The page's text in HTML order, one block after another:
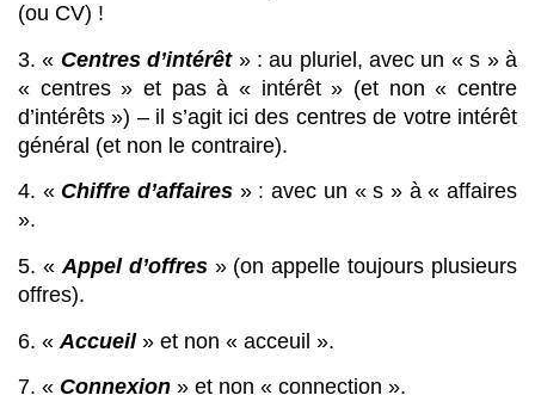
(ou CV) !
3. « Centres d’intérêt » : au pluriel, avec un « s » à
« centres » et pas à « intérêt » (et non « centre
d’intérêts ») – il s’agit ici des centres de votre intérêt
général (et non le contraire).
4. « Chiffre d’affaires » : avec un « s » à « affaires
».
5. « Appel d’offres » (on appelle toujours plusieurs
offres).
6. « Accueil » et non « acceuil ».
7. « Connexion » et non « connection ».